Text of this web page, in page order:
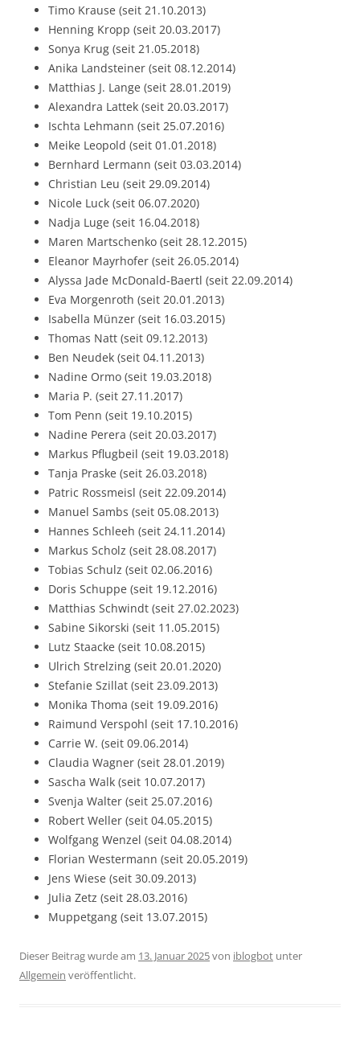
Timo Krause (seit 21.10.2013)
Henning Kropp (seit 20.03.2017)
Sonya Krug (seit 21.05.2018)
Anika Landsteiner (seit 08.12.2014)
Matthias J. Lange (seit 28.01.2019)
Alexandra Lattek (seit 20.03.2017)
Ischta Lehmann (seit 25.07.2016)
Meike Leopold (seit 01.01.2018)
Bernhard Lermann (seit 03.03.2014)
Christian Leu (seit 29.09.2014)
Nicole Luck (seit 06.07.2020)
Nadja Luge (seit 16.04.2018)
Maren Martschenko (seit 28.12.2015)
Eleanor Mayrhofer (seit 26.05.2014)
Alyssa Jade McDonald-Baertl (seit 22.09.2014)
Eva Morgenroth (seit 20.01.2013)
Isabella Münzer (seit 16.03.2015)
Thomas Natt (seit 09.12.2013)
Ben Neudek (seit 04.11.2013)
Nadine Ormo (seit 19.03.2018)
Maria P. (seit 27.11.2017)
Tom Penn (seit 19.10.2015)
Nadine Perera (seit 20.03.2017)
Markus Pflugbeil (seit 19.03.2018)
Tanja Praske (seit 26.03.2018)
Patric Rossmeisl (seit 22.09.2014)
Manuel Sambs (seit 05.08.2013)
Hannes Schleeh (seit 24.11.2014)
Markus Scholz (seit 28.08.2017)
Tobias Schulz (seit 02.06.2016)
Doris Schuppe (seit 19.12.2016)
Matthias Schwindt (seit 27.02.2023)
Sabine Sikorski (seit 11.05.2015)
Lutz Staacke (seit 10.08.2015)
Ulrich Strelzing (seit 20.01.2020)
Stefanie Szillat (seit 23.09.2013)
Monika Thoma (seit 19.09.2016)
Raimund Verspohl (seit 17.10.2016)
Carrie W. (seit 09.06.2014)
Claudia Wagner (seit 28.01.2019)
Sascha Walk (seit 10.07.2017)
Svenja Walter (seit 25.07.2016)
Robert Weller (seit 04.05.2015)
Wolfgang Wenzel (seit 04.08.2014)
Florian Westermann (seit 20.05.2019)
Jens Wiese (seit 30.09.2013)
Julia Zetz (seit 28.03.2016)
Muppetgang (seit 13.07.2015)
Dieser Beitrag wurde am 13. Januar 2025von iblogbot unter
Allgemein veröffentlicht.